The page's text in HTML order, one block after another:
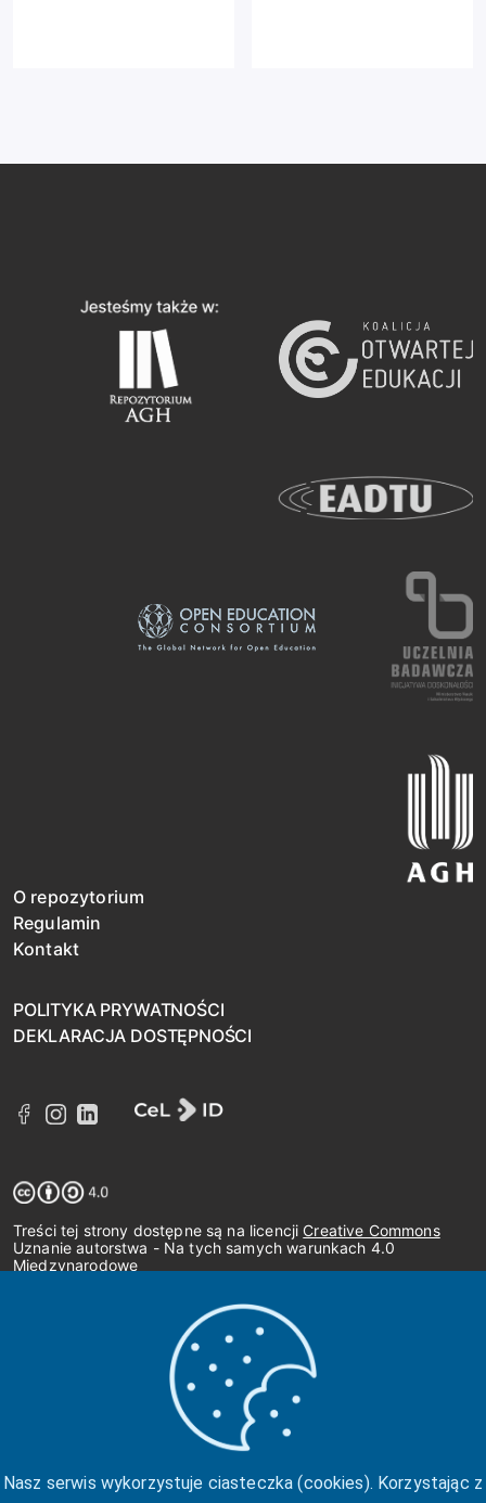
O repozytorium
Regulamin
Kontakt
POLITYKA PRYWATNOŚCI
DEKLARACJA DOSTĘPNOŚCI
Treści tej strony dostępne są na licencji Creative Commons
Uznanie autorstwa - Na tych samych warunkach 4.0
Międzynarodowe
Nasz serwis wykorzystuje ciasteczka (cookies). Korzystając z